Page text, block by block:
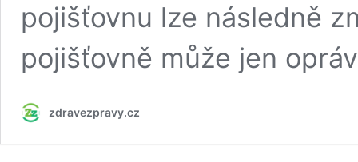
pojišťovnu lze následně
pojišťovně může jen
zdravezpravy.cz